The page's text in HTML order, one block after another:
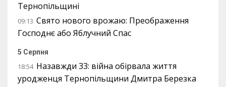
Тернопільщині
09:13 Свято нового врожаю: Преображення
Господнє або Яблучний Спас
5 Серпня
18:54 Назавжди 33: війна обірвала життя
уродженця Тернопільщини Дмитра Березка